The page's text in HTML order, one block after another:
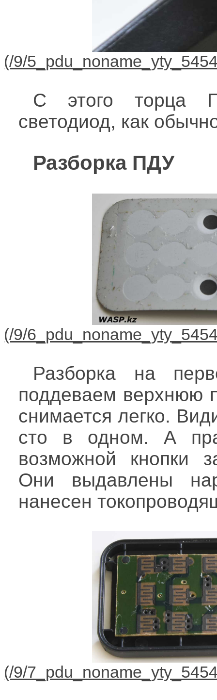
С этого торца
светодиод, как
Разборка ПДУ
Разборка на
поддеваем верхнюю
снимается легко.
сто в одном. А
возможной кнопки
Они выдавлены
нанесен